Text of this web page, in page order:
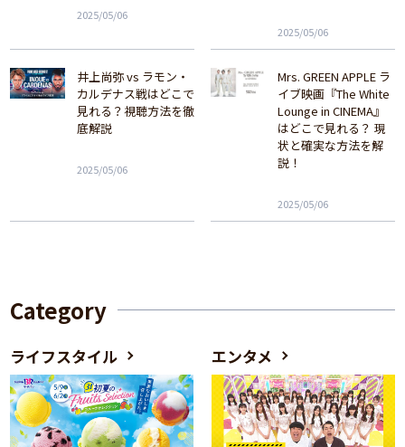
2025/05/06
2025/05/06
井上尚弥 vs ラモン・
カルデナス戦はどこで
見れる？視聴方法を徹
底解説
2025/05/06
Mrs. GREEN APPLE ラ
イブ映画『The White
Lounge in CINEMA』
はどこで見れる？ 現
状と確実な方法を解
説！
2025/05/06
Category
ライフスタイル エンタメ